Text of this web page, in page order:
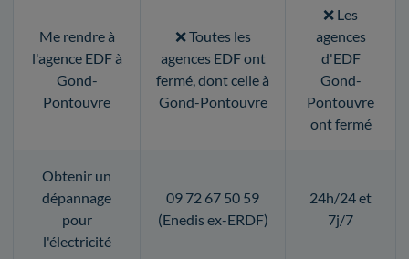
Me rendre à
l'agence EDF à
Gond-
Pontouvre
❌ Toutes les
agences EDF ont
fermé, dont celle à
Gond-Pontouvre
❌ Les
agences
d'EDF
Gond-
Pontouvre
ont fermé
Obtenir un
dépannage
pour
l'électricité
09 72 67 50 59
(Enedis ex-ERDF)
24h/24 et
7j/7